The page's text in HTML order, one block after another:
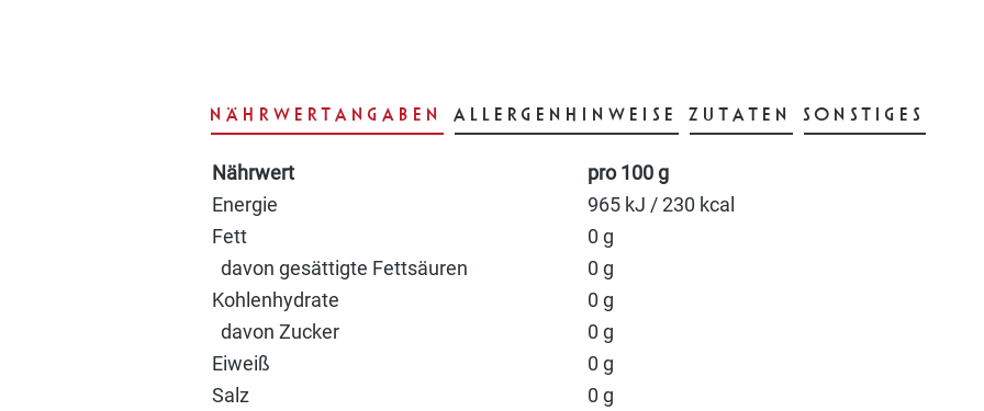
NÄHRWERTANGABEN ALLERGENHINWEISE ZUTATEN SONSTIGES
Nährwert pro 100 g
Energie
965 kJ / 230 kcal
Fett
0 g
davon gesättigte Fettsäuren
0 g
Kohlenhydrate
0 g
davon Zucker
0 g
Eiweiß
0 g
Salz
0 g